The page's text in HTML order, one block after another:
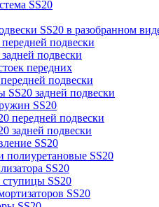
SS20
SS20 в разобранном
подвески
подвески
передних
подвески
SS20 задней подвески
SS20
передней подвески
задней подвески
SS20
полиуретановые SS20
SS20
SS20
SS20